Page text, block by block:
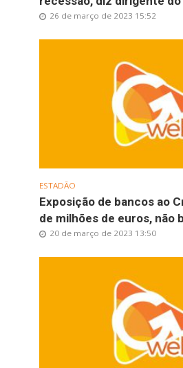
26 de março de 2023 15:52
ESTADÃO
Exposição de bancos ao
de milhões de euros, não
20 de março de 2023 13:50